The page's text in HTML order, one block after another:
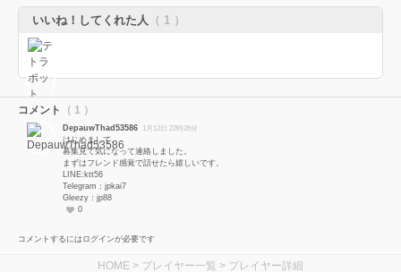
いいね！してくれた人 （ 1 ）
コメント （ 1 ）
DepauwThad53586 1月12日 22時26分
はじめまして。
募集見て気になって連絡しました。
まずはフレンド感覚で話せたら嬉しいです。
LINE:ktt56
Telegram：jpkai7
Gleezy：jp88
0
コメントするにはログインが必要です
HOME > プレイヤー一覧 > プレイヤー詳細